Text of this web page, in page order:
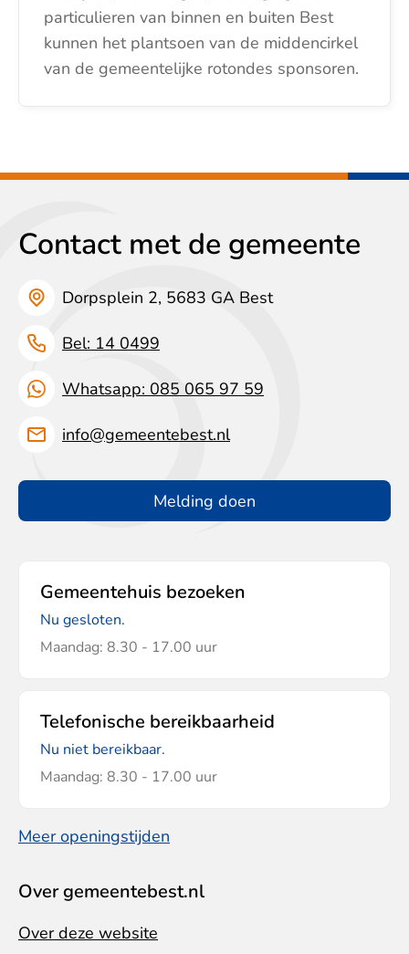
particulieren van binnen en buiten Best
kunnen het plantsoen van de middencirkel
van de gemeentelijke rotondes sponsoren.
Contact met de gemeente
Dorpsplein 2, 5683 GA Best
Bel: 14 0499
Whatsapp: 085 065 97 59
info@gemeentebest.nl
Melding doen
Gemeentehuis bezoeken
Nu gesloten.
Maandag: 8.30 - 17.00 uur
Telefonische bereikbaarheid
Nu niet bereikbaar.
Maandag: 8.30 - 17.00 uur
Meer openingstijden
Over gemeentebest.nl
Over deze website